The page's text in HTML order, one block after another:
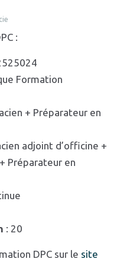
:
Formation
+ Préparateur en
adjoint d’officine +
Préparateur en
: 20
DPC sur le site